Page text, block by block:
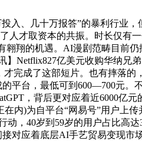
入、几十万报答”的暴利行业
人才取资本的共振。时长仅有
翔的机遇。AI漫剧范畴目前仍
Netflix827亿美元收购华纳兄弟
完成了这部短片。也有摔落
平台，最低可到600—700元。
，背后更对应着近6000亿
内)为自平台“网易号”用户上
，40岁到59岁的用户占比高达
对应着底层AI手艺贸易变现市